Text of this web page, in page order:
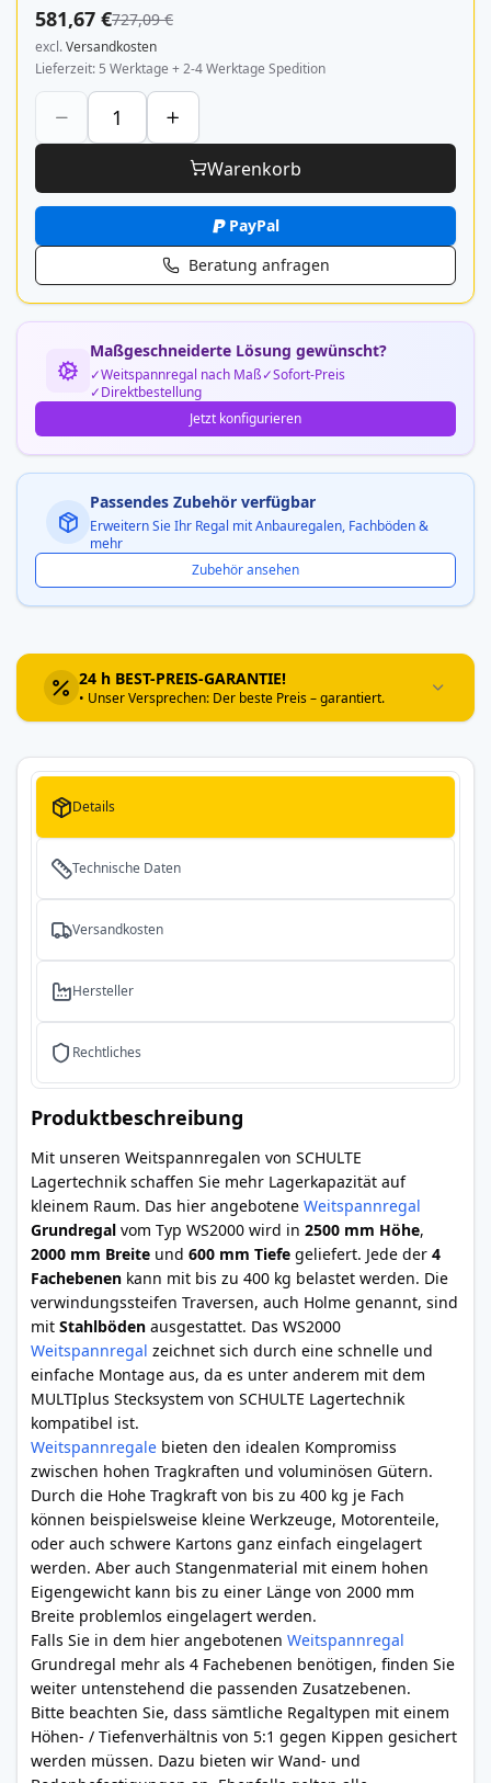
581,67 €727,09 €
excl.Versandkosten
Lieferzeit 5 Werktage + 2-4 Werktage Spedition
Warenkorb
PayPal
Beratung anfragen
Maßgeschneiderte Lösung gewünscht?
Weitspannregal nach Maß
Sofort-Preis
Direktbestellung
Jetzt konfigurieren
Passendes Zubehör verfügbar
Erweitern Sie Ihr Regal mit Anbauregalen, Fachböden &
mehr
Zubehör ansehen
24 h BEST-PREIS-GARANTIE!
• Unser Versprechen: Der beste Preis – garantiert.
Details
Technische Daten
Versandkosten
Hersteller
Rechtliches
Produktbeschreibung
Mit unseren Weitspannregalen von SCHULTE
Lagertechnik schaffen Sie mehr Lagerkapazität auf
kleinem Raum. Das hier angebotene Weitspannregal
Grundregal vom Typ WS2000 wird in 2500 mm Höhe,
2000 mm Breite und 600 mm Tiefe geliefert. Jede der 4
Fachebenen kann mit bis zu 400 kg belastet werden. Die
verwindungssteifen Traversen, auch Holme genannt, sind
mit Stahlböden ausgestattet. Das WS2000
Weitspannregal zeichnet sich durch eine schnelle und
einfache Montage aus, da es unter anderem mit dem
MULTIplus Stecksystem von SCHULTE Lagertechnik
kompatibel ist.
Weitspannregale bieten den idealen Kompromiss
zwischen hohen Tragkraften und voluminösen Gütern.
Durch die Hohe Tragkraft von bis zu 400 kg je Fach
können beispielsweise kleine Werkzeuge, Motorenteile,
oder auch schwere Kartons ganz einfach eingelagert
werden. Aber auch Stangenmaterial mit einem hohen
Eigengewicht kann bis zu einer Länge von 2000 mm
Breite problemlos eingelagert werden.
Falls Sie in dem hier angebotenen Weitspannregal
Grundregal mehr als 4 Fachebenen benötigen, finden Sie
weiter untenstehend die passenden Zusatzebenen.
Bitte beachten Sie, dass sämtliche Regaltypen mit einem
Höhen- / Tiefenverhältnis von 5:1 gegen Kippen gesichert
werden müssen. Dazu bieten wir Wand- und